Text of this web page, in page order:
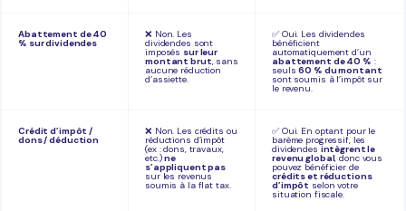
Abattement de 40
% sur dividendes
❌ Non. Les
dividendes sont
imposés sur leur
montant brut , sans
aucune réduction
d’assiette.
✅ Oui. Les dividendes
bénéficient
automatiquement d’un
abattement de 40 % :
seuls60 % du montant
sont soumis à l’impôt sur
le revenu.
Crédit d’impôt /
dons / déduction
❌ Non. Les crédits ou
réductions d’impôt
(ex : dons, travaux,
etc.)ne
s’appliquent pas
sur les revenus
soumis à la flat tax.
✅ Oui. En optant pour le
barème progressif, les
dividendesintègrent le
revenu global , donc vous
pouvez bénéficier de
crédits et réductions
d’impôt selon votre
situation fiscale.